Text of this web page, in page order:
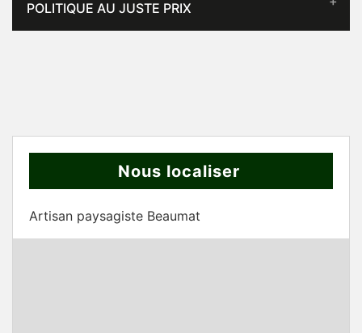
POLITIQUE AU JUSTE PRIX
Nous localiser
Artisan paysagiste Beaumat